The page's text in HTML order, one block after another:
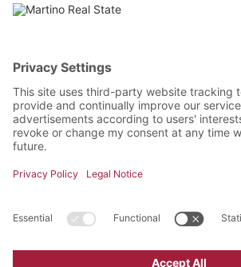
Email
INDICAZIONI STRADALI
Come arrivare
We need your consent to
We use a third party service
about your activity. Please
Iscriviti alla nostra
Iscriviti oggi stesso gratuitamente e
Dichiaro di aver letto e accettato